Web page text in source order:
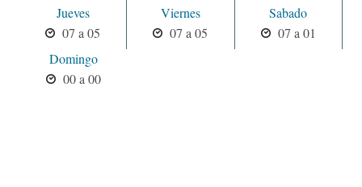
Jueves
07 a 05
Viernes
07 a 05
Sabado
07 a 01
Domingo
00 a 00